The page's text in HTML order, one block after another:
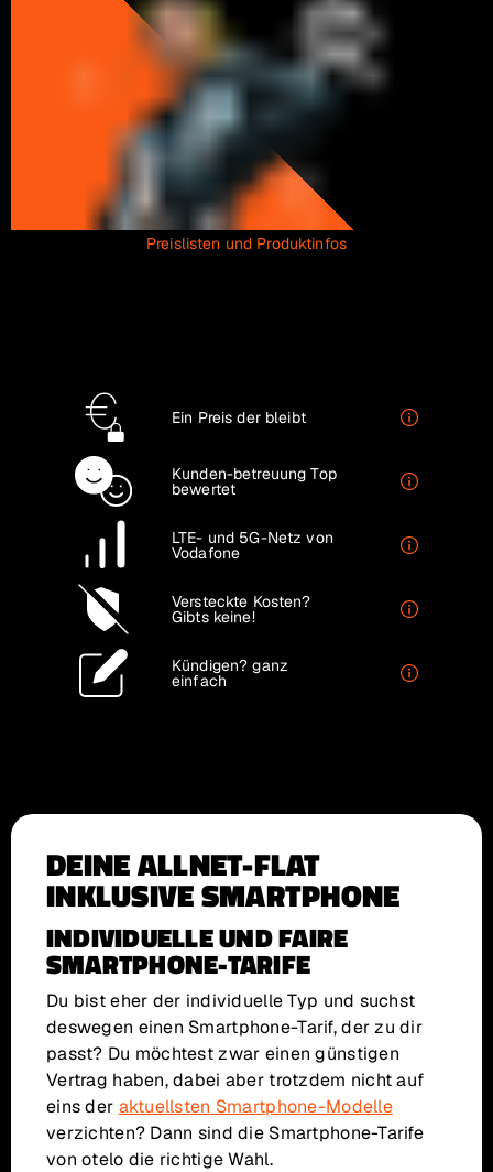
Preislisten und Produktinfos
Ein Preis der bleibt
Kunden-betreuung Top
bewertet
LTE- und 5G-Netz von
Vodafone
Versteckte Kosten?
Gibts keine!
Kündigen? ganz
einfach
DEINE ALLNET-FLAT
INKLUSIVE SMARTPHONE
INDIVIDUELLE UND FAIRE
SMARTPHONE-TARIFE
Du bist eher der individuelle Typ und suchst
deswegen einen Smartphone-Tarif, der zu dir
passt? Du möchtest zwar einen günstigen
Vertrag haben, dabei aber trotzdem nicht auf
eins der aktuellsten Smartphone-Modelle
verzichten? Dann sind die Smartphone-Tarife
von otelo die richtige Wahl.